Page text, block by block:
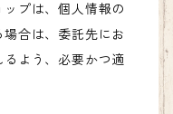
プは、個人情報の
合は、委託先にお
よう、必要かつ適